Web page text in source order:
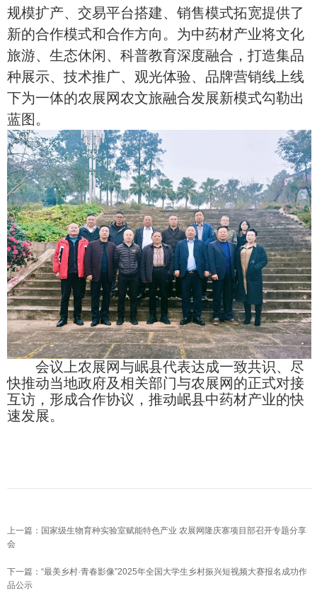
规模扩产、交易平台搭建、销售模式拓宽提供了
新的合作模式和合作方向。为中药材产业将文化
旅游、生态休闲、科普教育深度融合，打造集品
种展示、技术推广、观光体验、品牌营销线上线
下为一体的农展网农文旅融合发展新模式勾勒出
蓝图。
会议上农展网与岷县代表达成一致共识、尽
快推动当地政府及相关部门与农展网的正式对接
互访，形成合作协议，推动岷县中药材产业的快
速发展。
上一篇：国家级生物育种实验室赋能特色产业 农展网隆庆寨项目部召开专题分享
会
下一篇：“最美乡村·青春影像”2025年全国大学生乡村振兴短视频大赛报名成功作
品公示